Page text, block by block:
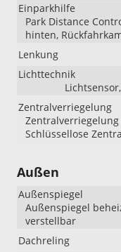
Einparkhilfe
Park Distance
hinten,
Lenkung
Lichttechnik
Zentralverriegelung
Schlüssellose
Außen
Außenspiegel
Außenspiegel
verstellbar
Dachreling